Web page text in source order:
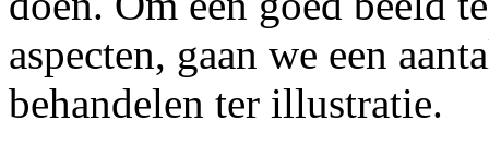
aspecten, gaan we een
behandelen ter illustratie.